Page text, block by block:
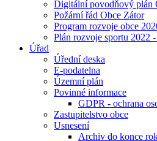
Digitální povodňový plán
Požární řád Obce Zátor
Program rozvoje obce
Plán rozvoje sportu 2022
Úřad
Úřední deska
E-podatelna
Územní plán
Povinné informace
GDPR - ochrana
Zastupitelstvo obce
Usnesení
Archiv do konce